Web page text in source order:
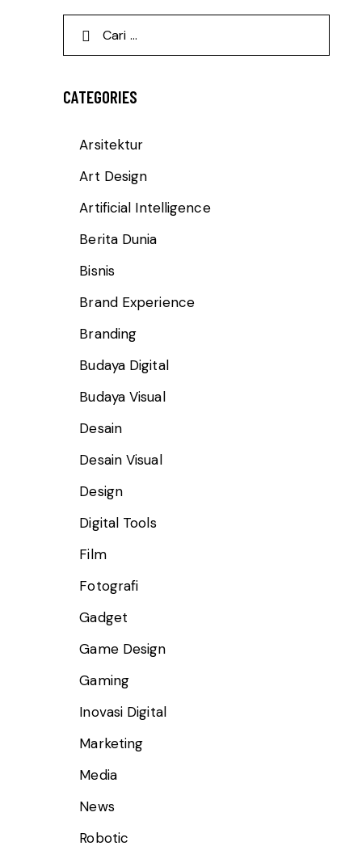
CATEGORIES
Arsitektur
Art Design
Artificial Intelligence
Berita Dunia
Bisnis
Brand Experience
Branding
Budaya Digital
Budaya Visual
Desain
Desain Visual
Design
Digital Tools
Film
Fotografi
Gadget
Game Design
Gaming
Inovasi Digital
Marketing
Media
News
Robotic